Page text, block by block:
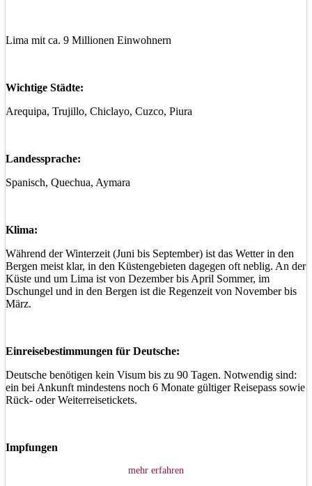
Lima mit ca. 9 Millionen Einwohnern
Wichtige Städte:
Arequipa, Trujillo, Chiclayo, Cuzco, Piura
Landessprache:
Spanisch, Quechua, Aymara
Klima:
Während der Winterzeit (Juni bis September) ist das Wetter in den
Bergen meist klar, in den Küstengebieten dagegen oft neblig. An der
Küste und um Lima ist von Dezember bis April Sommer, im
Dschungel und in den Bergen ist die Regenzeit von November bis
März.
Einreisebestimmungen für Deutsche:
Deutsche benötigen kein Visum bis zu 90 Tagen. Notwendig sind:
ein bei Ankunft mindestens noch 6 Monate gültiger Reisepass sowie
Rück- oder Weiterreisetickets.
Impfungen
mehr erfahren